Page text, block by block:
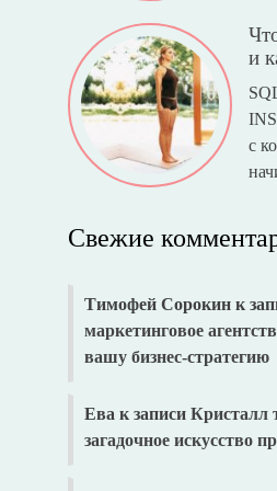
и
с
Свежие
Тимофей Сорокинк
маркетинговое
вашу бизнес-стратегию
Ева к записи Кристалл
загадочное искусство